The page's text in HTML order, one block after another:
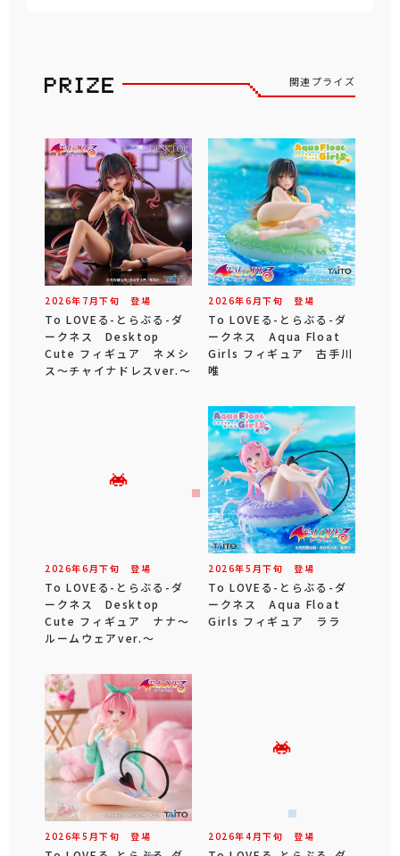
関連プライズ
2026年 7 月下旬 登場
To LOVEる-とらぶる-ダ
ークネス Desktop
Cute フィギュア ネメシ
ス～チャイナドレスver.～
2026年6 月下旬 登場
To LOVEる-とらぶる-ダ
ークネス Aqua Float
Girls フィギュア 古手川
唯
2026年6 月下旬 登場
To LOVEる-とらぶる-ダ
ークネス Desktop
Cute フィギュア ナナ～
ルームウェアver.～
2026年5 月下旬 登場
To LOVEる-とらぶる-ダ
ークネス Aqua Float
Girls フィギュア ララ
2026年5 月下旬 登場 2026年4 月下旬 登場